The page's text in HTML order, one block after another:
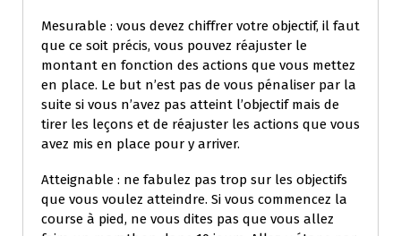
Mesurable : vous devez chiffrer votre objectif, il faut
que ce soit précis, vous pouvez réajuster le
montant en fonction des actions que vous mettez
en place. Le but n’est pas de vous pénaliser par la
suite si vous n’avez pas atteint l’objectif mais de
tirer les leçons et de réajuster les actions que vous
avez mis en place pour y arriver.
Atteignable : ne fabulez pas trop sur les objectifs
que vous voulez atteindre. Si vous commencez la
course à pied, ne vous dites pas que vous allez